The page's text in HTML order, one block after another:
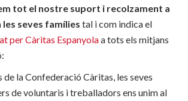
tot el nostre suport i recolzament a
les seves famílies tal i com indica el
per Càritas Espanyolaa tots els mitjans
de la Confederació Càritas, les seves
de voluntaris i treballadors ens unim al